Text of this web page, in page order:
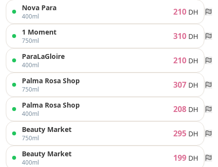
Nova Para
400ml 210 DH
1 Moment
750ml 310 DH
ParaLaGloire
400ml 210 DH
Palma Rosa Shop
750ml 307 DH
Palma Rosa Shop
400ml 208 DH
Beauty Market
750ml 295 DH
Beauty Market
400ml 199 DH